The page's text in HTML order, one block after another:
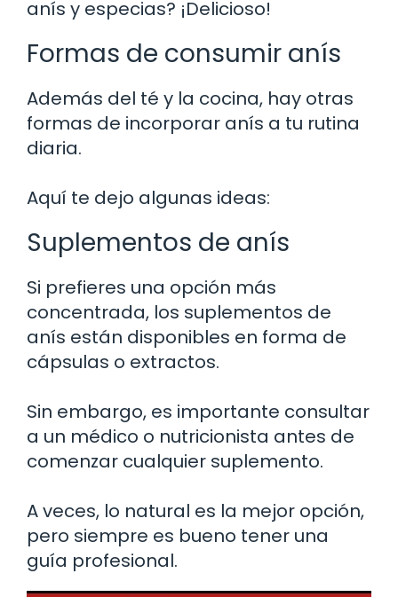
anís y especias? ¡Delicioso!
Formas de consumir anís
Además del té y la cocina, hay otras
formas de incorporar anís a tu rutina
diaria.
Aquí te dejo algunas ideas:
Suplementos de anís
Si prefieres una opción más
concentrada, los suplementos de
anís están disponibles en forma de
cápsulas o extractos.
Sin embargo, es importante consultar
a un médico o nutricionista antes de
comenzar cualquier suplemento.
A veces, lo natural es la mejor opción,
pero siempre es bueno tener una
guía profesional.